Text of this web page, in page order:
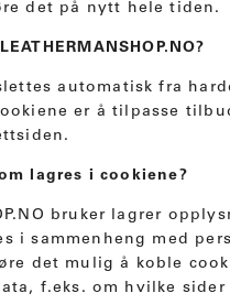
det på nytt hele tiden.
automatisk fra
er å tilpasse
lagres i cookiene?
bruker lagrer
i sammenheng med
det mulig å koble
f.eks. om hvilke